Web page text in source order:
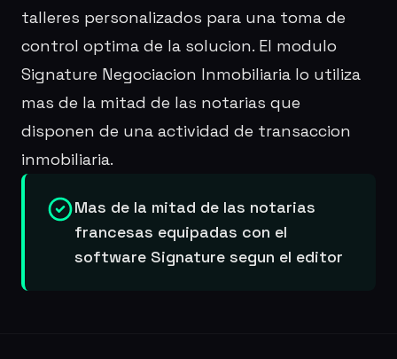
talleres personalizados para una toma de
control optima de la solucion. El modulo
Signature Negociacion Inmobiliaria lo utiliza
mas de la mitad de las notarias que
disponen de una actividad de transaccion
inmobiliaria.
Mas de la mitad de las notarias
francesas equipadas con el
software Signature segun el editor